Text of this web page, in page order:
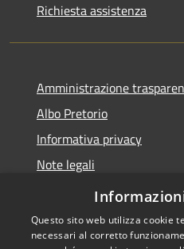
Richiesta assistenza
Amministrazione
Albo Pretorio
Informativa privacy
Note legali
Dichiarazione di
Questo sito web utilizza cookie
necessari al corretto